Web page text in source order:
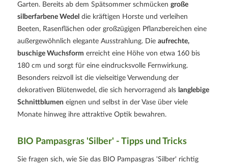
Garten. Bereits ab dem Spätsommer schmücken große
silberfarbene Wedel die kräftigen Horste und verleihen
Beeten, Rasenflächen oder großzügigen Pflanzbereichen eine
außergewöhnlich elegante Ausstrahlung. Die aufrechte,
buschige Wuchsform erreicht eine Höhe von etwa 160 bis
180 cm und sorgt für eine eindrucksvolle Fernwirkung.
Besonders reizvoll ist die vielseitige Verwendung der
dekorativen Blütenwedel, die sich hervorragend als langlebige
Schnittblumen eignen und selbst in der Vase über viele
Monate hinweg ihre attraktive Optik bewahren.
BIO Pampasgras 'Silber' - Tipps und Tricks
Sie fragen sich, wie Sie das BIO Pampasgras 'Silber' richtig